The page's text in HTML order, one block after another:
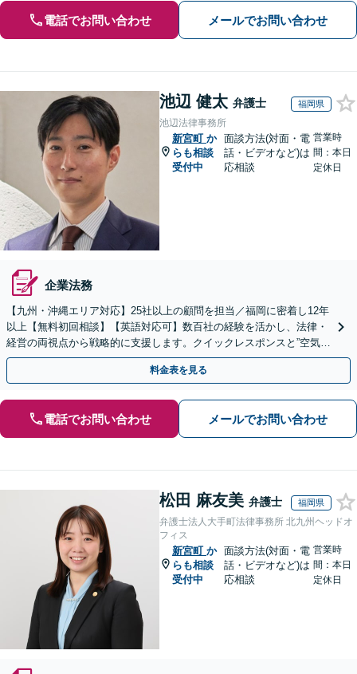
電話でお問い合わせ メールでお問い合わせ
池辺 健太 弁護士 福岡県
池辺法律事務所
新宮町 か
らも相談
受付中
面談方法(対面・電
話・ビデオなど)は
応相談
営業時
間：本日
定休日
企業法務
【九州・沖縄エリア対応】25社以上の顧問を担当／福岡に密着し12年
以上【無料初回相談】【英語対応可】数百社の経験を活かし、法律・
経営の両視点から戦略的に支援します。クイックレスポンスと”空気を
読む”法務に注力。コンプライアンス講師の実績多数
料金表を見る
電話でお問い合わせ メールでお問い合わせ
松田 麻友美 弁護士 福岡県
弁護士法人大手町法律事務所 北九州ヘッドオ
フィス
新宮町 か
らも相談
受付中
面談方法(対面・電
話・ビデオなど)は
応相談
営業時
間：本日
定休日